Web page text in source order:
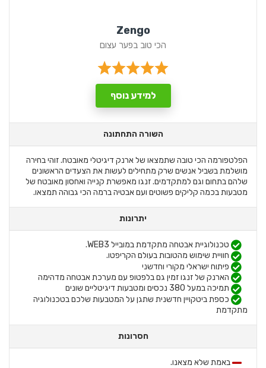
Zengo
הכי טוב בפער עצום
למידע נוסף
השורה התחתונה
הפלטפורמה הכי טובה שתמצאו של ארנק דיגיטלי מאובטח. זוהי בחירה
מושלמת בשביל אנשים שרק מתחילים לעשות את הצעדים הראשונים
שלהם בתחום וגם למתקדמים. זנגו מאפשרת קנייה ואחסון מאובטח של
מטבעות בכמה קליקים פשוטים ועם אבטיה ברמה הכי גבוהה תמצאו.
יתרונות
טכנולוגיית אבטחה מתקדמת במובייל WEB3.
חוויית שימוש מהטובות בעולם הקריפטו.
פיתוח ישראלי מקורי וחדשני
הארנק של זנגו זמין גם בלפטופ עם מערכת אבטחה מדהימה
תמיכה במעל 380 נכסים ומטבעות דיגיטליים שונים
כספת ביטקויין חדשנית שתגן על המטבעות שלכם בטכנולוגיה
מתקדמת
חסרונות
באמת שלא מצאנו.